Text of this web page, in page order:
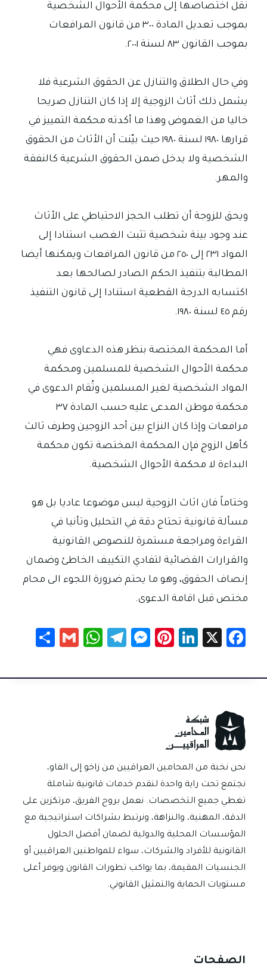
نقل اختصاصها إلى محكمة الأحوال الشخصية
بموجب تعديل المادة ٣٠٠ من قانون المرافعات
بموجب القانون ٨٣ لسنة ٢٠٠١.
وفي حال الطلاق والتنازل عن الحقوق الشرعية فلا
يشمل ذلك أثاث الزوجية إلا إذا كان التنازل صريحا
خاليا من الغموض وهذا ما أكدته محكمة التمييز في
قرارها ١٩٨٠ لسنة ١٩٨٠ حيث بيّنت أن الأثاث من الحقوق
الشخصية ولا يدخل ضمن الحقوق الشرعية كالنفقة
والمهر.
ويحق للزوجة أن تطلب الحجز الاحتياطي على الأثاث
عند وجود بينة شخصية تثبت الغصب استنادا إلى
المواد ٢٣١ إلى ٢٥٠ من قانون المرافعات ويمكنها أيضا
المطالبة بتنفيذ الحكم الصادر لصالحها بعد
اكتسابه الدرجة القطعية استنادا إلى قانون التنفيذ
رقم ٤٥ لسنة ١٩٨٠.
أما المحكمة المختصة بنظر هذه الدعاوى فهي
محكمة الأحوال الشخصية للمسلمين ومحكمة
المواد الشخصية لغير المسلمين وتُقام الدعوى في
محكمة موطن المدعى عليه حسب المادة ٣٧
مرافعات وإذا كان النزاع بين أحد الزوجين وطرف ثالث
كأهل الزوج فإن المحكمة المختصة تكون محكمة
البداءة لا محكمة الأحوال الشخصية.
وختاماً فان اثاث الزوجية ليس موضوعا عاديا بل هو
مسألة قانونية تحتاج دقة في التحليل وتأنيا في
القراءة ومراجعة مستمرة للنصوص القانونية
والقرارات القضائية لتفادي التكييف الخاطئ وضمان
إنصاف الحقوق، وهو ما يحتم ضرورة اللجوء الى محام
مختص قبل اقامة الدعوى.
Fa
e
o
ok
X
Li
e
Pi
er
M
se
Te
gr
W
at
G
ail
ar
نحن نخبة من المحامين العراقيين من زاخو إلى الفاو،
نجتمع تحت راية واحدة لنقدم خدمات قانونية شاملة
تغطي جميع التخصصات. نعمل بروح الفريق، مرتكزين على
الدقة، المهنية، والنزاهة، ونرتبط بشراكات استراتيجية مع
المؤسسات المحلية والدولية لضمان أفضل الحلول
القانونية للأفراد والشركات، سواء للمواطنين العراقيين أو
الجنسيات المقيمة، بما يواكب تطورات القانون ويوفر أعلى
مستويات الحماية والتمثيل القانوني.
الصفحات